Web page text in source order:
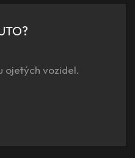
ojetých vozidel.